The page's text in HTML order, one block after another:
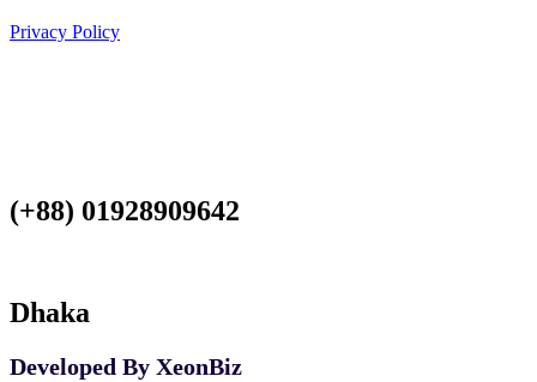
Privacy Policy
(+88) 01928909642
Dhaka
Developed By XeonBiz